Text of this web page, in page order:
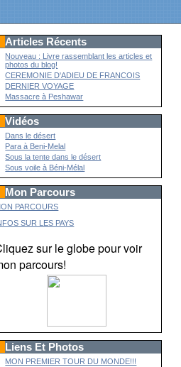
Articles Récents
Nouveau : Livre rassemblant les articles et
photos du blog!
CEREMONIE D'ADIEU DE FRANCOIS
DERNIER VOYAGE
Massacre à Peshawar
Vidéos
Dans le désert
Para à Beni-Melal
Sous la tente dans le désert
Sous voile à Béni-Mélal
Mon Parcours
PARCOURS
SUR LES PAYS
sur le globe pour voir
parcours!
Liens Et Photos
MON PREMIER TOUR DU MONDE!!!